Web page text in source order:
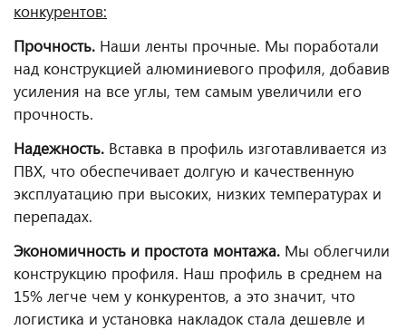
конкурентов:
Прочность. Наши ленты прочные. Мы поработали
над конструкцией алюминиевого профиля, добавив
усиления на все углы, тем самым увеличили его
прочность.
Надежность. Вставка в профиль изготавливается из
ПВХ, что обеспечивает долгую и качественную
эксплуатацию при высоких, низких температурах и
перепадах.
Экономичность и простота монтажа. Мы облегчили
конструкцию профиля. Наш профиль в среднем на
15% легче чем у конкурентов, а это значит, что
логистика и установка накладок стала дешевле и